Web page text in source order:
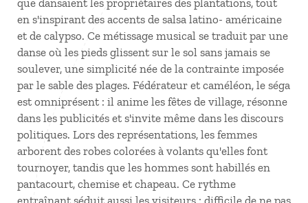
que dansaient les propriétaires des plantations, tout
en s'inspirant des accents de salsa latino- américaine
et de calypso. Ce métissage musical se traduit par une
danse où les pieds glissent sur le sol sans jamais se
soulever, une simplicité née de la contrainte imposée
par le sable des plages. Fédérateur et caméléon, le séga
est omniprésent : il anime les fêtes de village, résonne
dans les publicités et s'invite même dans les discours
politiques. Lors des représentations, les femmes
arborent des robes colorées à volants qu'elles font
tournoyer, tandis que les hommes sont habillés en
pantacourt, chemise et chapeau. Ce rythme
entraînant séduit aussi les visiteurs : difficile de ne pas